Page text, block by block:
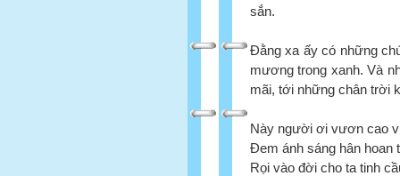
sắn.
Đằng xa ấy có những
mương trong xanh. Và
mãi, tới những chân trời
Này người ơi vươn cao
Đem ánh sáng hân hoan
Rọi vào đời cho ta tinh